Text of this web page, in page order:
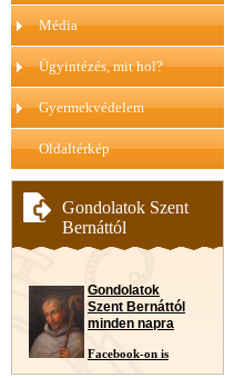
Média
Ügyintézés, mit hol?
Gyermekvédelem
Oldaltérkép
Gondolatok Szent
Bernáttól
Gondolatok
Szent Bernáttól
minden napra
Facebook-on is